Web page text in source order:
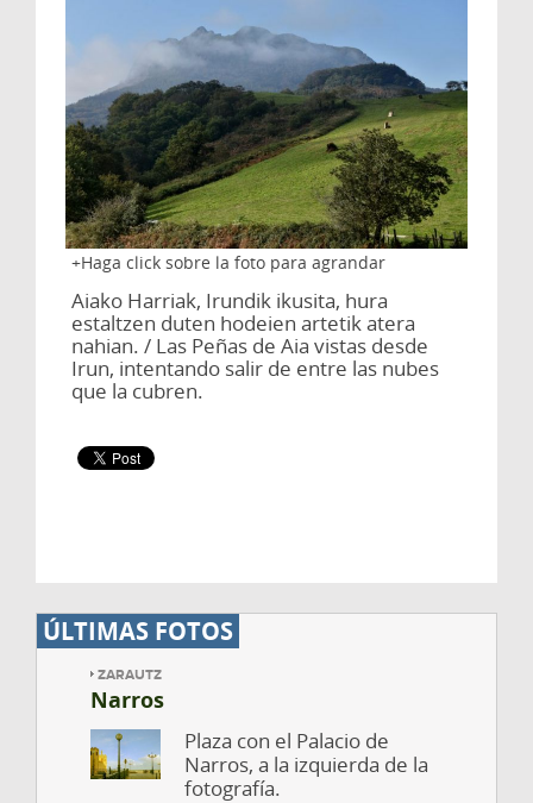
Haga click sobre la foto para agrandar
Aiako Harriak, Irundik ikusita, hura
estaltzen duten hodeien artetik atera
nahian. / Las Peñas de Aia vistas desde
Irun, intentando salir de entre las nubes
que la cubren.
ÚLTIMAS FOTOS
ZARAUTZ
Narros
Plaza con el Palacio de
Narros, a la izquierda de la
fotografía.